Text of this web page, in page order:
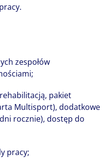
zespołów
pakiet
Multisport), dodatkowe
rocznie), dostęp do
pracy;